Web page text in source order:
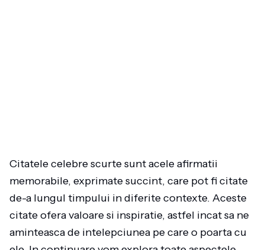
Citatele celebre scurte sunt acele afirmatii
memorabile, exprimate succint, care pot fi citate
de-a lungul timpului in diferite contexte. Aceste
citate ofera valoare si inspiratie, astfel incat sa ne
aminteasca de intelepciunea pe care o poarta cu